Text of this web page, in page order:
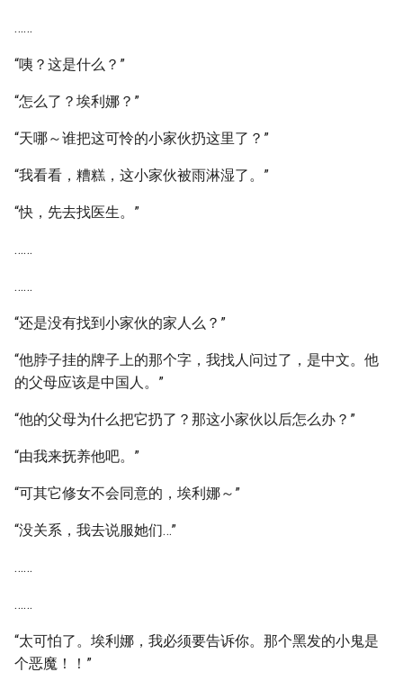
……
“咦？这是什么？”
“怎么了？埃利娜？”
“天哪～谁把这可怜的小家伙扔这里了？”
“我看看，糟糕，这小家伙被雨淋湿了。”
“快，先去找医生。”
……
……
“还是没有找到小家伙的家人么？”
“他脖子挂的牌子上的那个字，我找人问过了，是中文。他
的父母应该是中国人。”
“他的父母为什么把它扔了？那这小家伙以后怎么办？”
“由我来抚养他吧。”
“可其它修女不会同意的，埃利娜～”
“没关系，我去说服她们…”
……
……
“太可怕了。埃利娜，我必须要告诉你。那个黑发的小鬼是
个恶魔！！”